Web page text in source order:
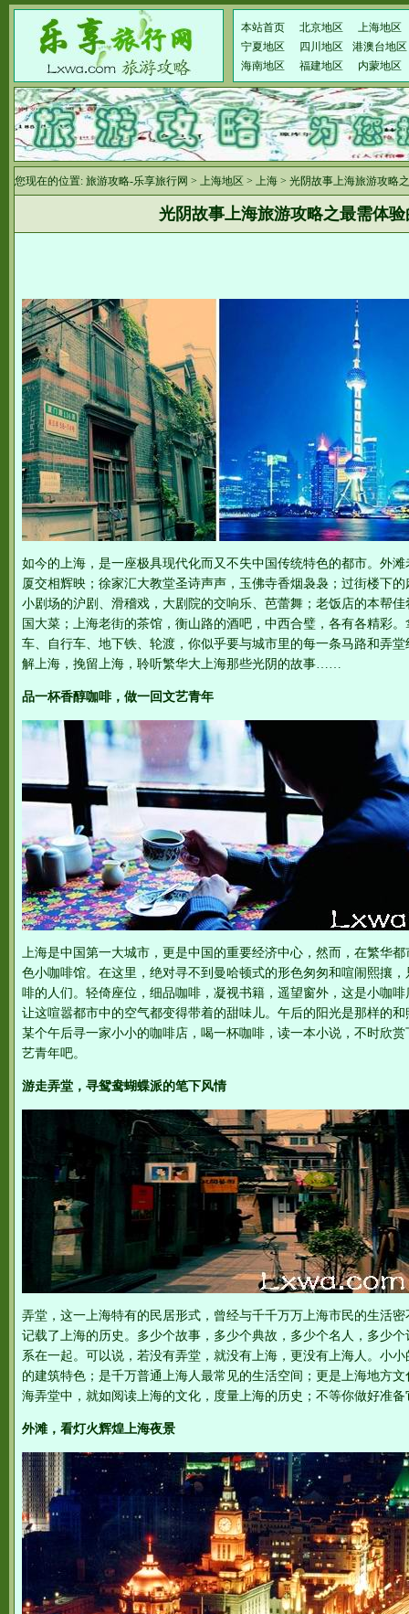
本站首页 北京地区
上海地区
宁夏地区
四川地区
港澳台地区
海南地区
福建地区 内蒙地区
您现在的位置: 旅游攻略-乐享旅行网 > 上海地区 > 上海 > 光阴故事上海旅游攻略
光阴故事上海旅游攻略之最需体
如今的上海，是一座极具现代化而又不失中国传统特色的都市。外
厦交相辉映；徐家汇大教堂圣诗声声，玉佛寺香烟袅袅；过街楼下
小剧场的沪剧、滑稽戏，大剧院的交响乐、芭蕾舞；老饭店的本帮
国大菜；上海老街的茶馆，衡山路的酒吧，中西合璧，各有各精彩
车、自行车、地下铁、轮渡，你似乎要与城市里的每一条马路和弄
解上海，挽留上海，聆听繁华大上海那些光阴的故事……
品一杯香醇咖啡，做一回文艺青年
上海是中国第一大城市，更是中国的重要经济中心，然而，在繁华
色小咖啡馆。在这里，绝对寻不到曼哈顿式的形色匆匆和喧闹熙攘
啡的人们。轻倚座位，细品咖啡，凝视书籍，遥望窗外，这是小咖
让这喧嚣都市中的空气都变得带着的甜味儿。午后的阳光是那样的
某个午后寻一家小小的咖啡店，喝一杯咖啡，读一本小说，不时欣
艺青年吧。
游走弄堂，寻鸳鸯蝴蝶派的笔下风情
弄堂，这一上海特有的民居形式，曾经与千千万万上海市民的生活
记载了上海的历史。多少个故事，多少个典故，多少个名人，多少
系在一起。可以说，若没有弄堂，就没有上海，更没有上海人。小
的建筑特色；是千万普通上海人最常见的生活空间；更是上海地方
海弄堂中，就如阅读上海的文化，度量上海的历史；不等你做好准
外滩，看灯火辉煌上海夜景